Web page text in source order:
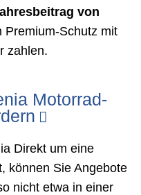
von
Premium-Schutz mit
zahlen.
Motorrad-
Direkt um eine
können Sie Angebote
nicht etwa in einer